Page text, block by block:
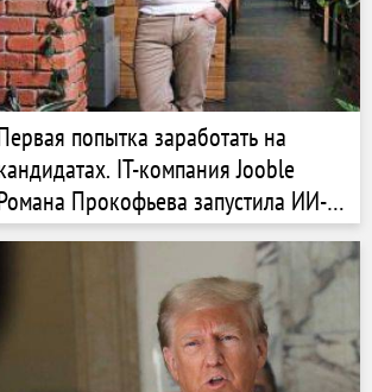
попытка заработать на
IT-компания Jooble
Прокофьева запустила ИИ-
Fitly в 38 странах. Какие
результаты первого месяца?